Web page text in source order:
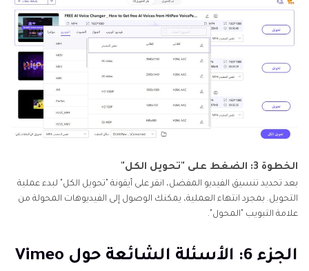
الخطوة 3: الضغط على "تحويل الكل"
بعد تحديد تنسيق الفيديو المفضل، انقر على أيقونة "تحويل الكل" لبدء عملية
التحويل. بمجرد انتهاء العملية، يمكنك الوصول إلى الفيديوهات المحولة من
علامة التبويب "المحول".
الجزء 6: الأسئلة الشائعة حول Vimeo